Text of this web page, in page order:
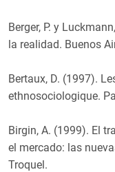
Berger, P. y
la realidad. Buenos
Bertaux, D. (1997).
ethnosociologique.
Birgin, A. (1999). El
el mercado: las
Troquel.